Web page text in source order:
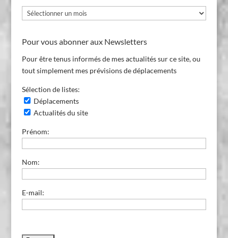
Archives
du
Pour vous abonner aux Newsletters
Pour être tenus informés de mes actualités sur ce site, ou
tout simplement mes prévisions de déplacements
Sélection de listes:
Déplacements
Actualités du site
Prénom:
Nom:
E-mail: